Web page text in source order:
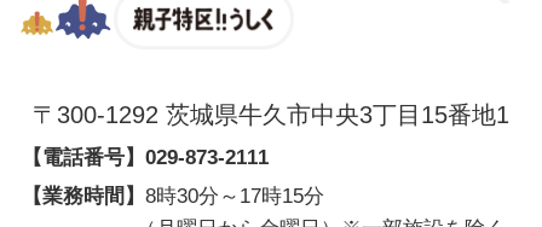
〒300-1292 茨城県牛久市中央3丁目15番地1
【電話番号】 029-873-2111
【業務時間】 8時30分～17時15分